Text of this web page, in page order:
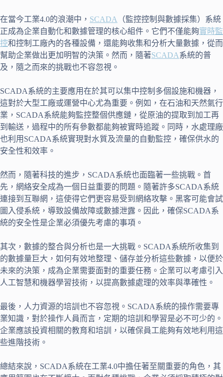
在當今工業4.0的浪潮中， SCADA
（監控控制與數據採集）系統
正成為企業自動化和數據管理的核心組件。它們不僅能夠實時監
控和控制工廠內的各種設備，還能夠收集和分析大量數據，從而
幫助企業做出更加明智的決策。然而，隨著SCADA系統的普
及，隨之而來的挑戰也不容忽視。
SCADA系統的主要應用在於其可以集中控制多個設施和機器，
這對於大型工廠或運營中心尤為重要。例如，在石油和天然氣行
業，SCADA系統能夠監控整個供應鏈，從原油的提取到加工再
到輸送，過程中的所有參數都能夠被實時追蹤。同時，水處理廠
也利用SCADA系統實現對水質及流量的自動監控，確保供水的
安全性和效率。
然而，隨著科技的進步，SCADA系統也面臨著一些挑戰。首
先，網絡安全成為一個日益重要的問題。隨著許多SCADA系統
連接到互聯網，這使得它們更容易受到網絡攻擊。黑客可能會試
圖入侵系統，導致設備故障或數據泄露。因此，確保SCADA系
統的安全性是企業必須優先考慮的事項。
其次，數據的整合與分析也是一大挑戰。SCADA系統所收集到
的數據量巨大，如何有效地整理、儲存並分析這些數據，以便於
未來的決策，成為企業需要面對的重要任務。企業可以考慮引入
人工智慧和機器學習技術，以提高數據處理的效率與準確性。
最後，人力資源的培訓也不容忽視。SCADA系統的操作需要專
業知識，對於操作人員而言，定期的培訓和學習是必不可少的。
企業應該投資相關的教育和培訓，以確保員工能夠有效地利用這
些進階技術。
總結來說，SCADA系統在工業4.0中擔任著至關重要的角色，其